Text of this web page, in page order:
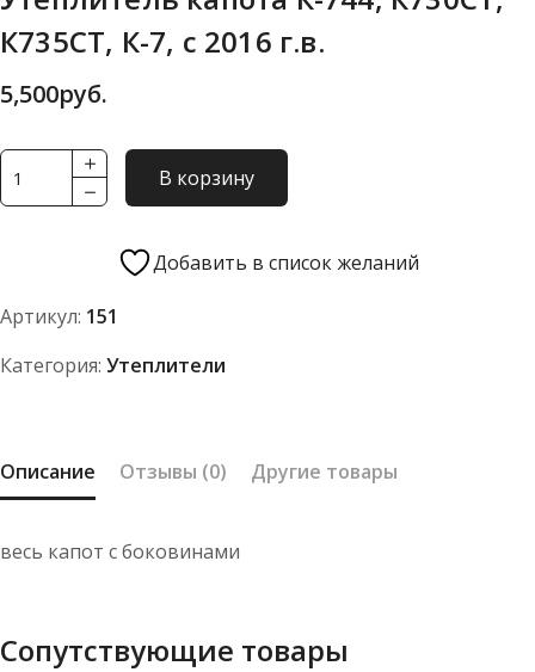
К735СТ, К-7, с 2016 г.в.
5,500руб.
Количество
товара
К730СТ,
К-7,
г.в.
В корзину
Добавить в список желаний
Артикул: 151
Категория: Утеплители
Описание Отзывы (0) Другие товары
весь капот с боковинами
Сопутствующие товары